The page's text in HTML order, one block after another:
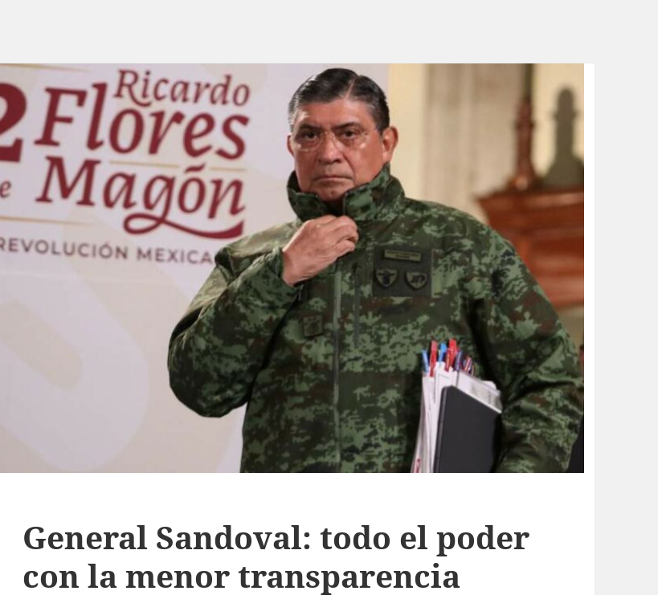
General Sandoval: todo el poder
con la menor transparencia